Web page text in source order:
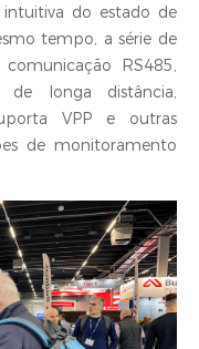
intuitiva do estado de
tempo, a série de
RS485,
de longa distância,
VPP e outras
de monitoramento